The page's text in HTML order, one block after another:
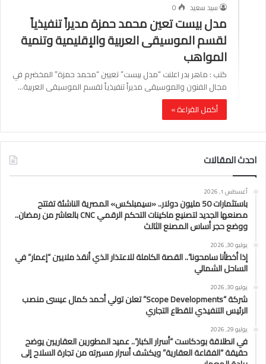
سيد سعيد
0
مدل بيست تعين محمد حمزة مديراً تنفيذياً
لقسم الموسيقى العربية والإقليمية وتنمية
المواهب
كتب : ماهر بدر اعلنت “مدل بيست” تعيين “محمد حمزة” المخضرم في
مجال الفنون والموسيقى مديراً تنفيذياً لقسم الموسيقى العربية…
أكمل القراءة »
احدث المقالات
أغسطس 1, 2026
باستثمارات 50 مليون دولار.. «سيمبلكس» المصرية الناشئة تفتتح
مصنعها الجديد لتصنيع ماكينات التحكم الرقمي CNC بالعاشر من رمضان..
ووضع حجر أساس المصنع الثالث
يوليو 30, 2026
إذا أخطأنا سامحونا”.. القصة الكاملة للاعتذار الذي أنقذ ملايين “إعمار” في
الساحل الشمالي
يوليو 30, 2026
شركة “Scope Developments” تعلن تولي أحمد كمال عيسى منصب
الرئيس التنفيذي للقطاع التجاري
يوليو 29, 2026
في انطلاقة بودكاست “أسرار الكبار”.. عميد المطورين العقاريين يوضح
حقيقة “الفقاعة العقارية” ويكشف أسرار مسيرته من تجارة السلاح إلى